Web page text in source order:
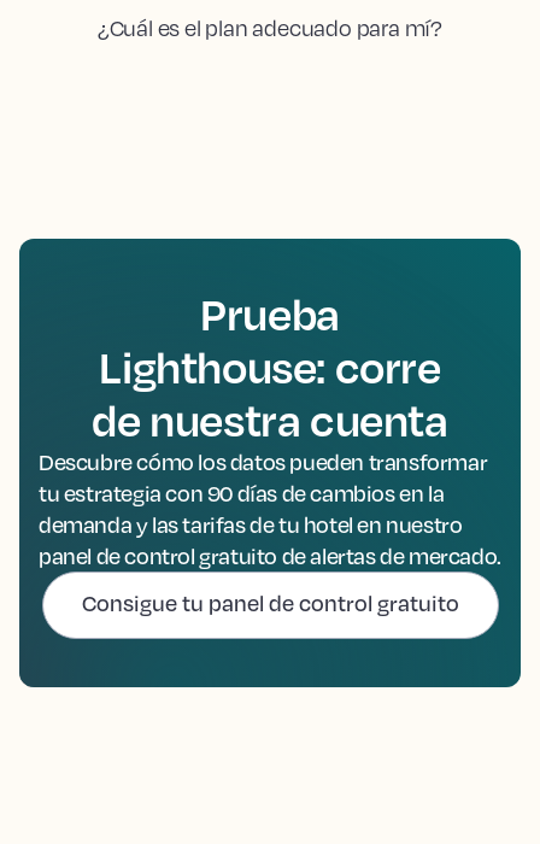
¿Cuál es el plan adecuado para mí?
Prueba
Lighthouse: corre
de nuestra cuenta
Descubre cómo los datos pueden transformar
tu estrategia con 90 días de cambios en la
demanda y las tarifas de tu hotel en nuestro
panel de control gratuito de alertas de mercado.
Consigue tu panel de control gratuito